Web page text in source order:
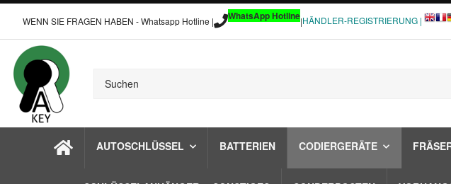
WENN SIE FRAGEN HABEN - Whatsapp Hotline | WhatsApp Hotline|HÄNDLER-REGISTRIERUNG |
AUTOSCHLÜSSEL BATTERIEN CODIERGERÄTE